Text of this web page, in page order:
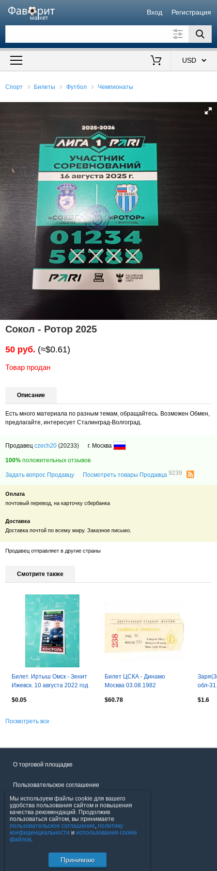
Вход Регистрация
Искать также в описании
Спорт Билеты Футбол Чемпионаты
Сокол - Ротор 2025
50 руб. (≈$0.61)
Товар продан
Описание
Есть много материала по разным темам, обращайтесь. Возможен Обмен,
предлагайте, интересует Сталинград-Волгоград.
Продавецczech20 (20233) г. Москва
100% положительных отзывов
Задать вопрос Продавцу Посмотреть товары Продавца 9239
Оплата
почтовый перевод, на карточку сбербанка
Доставка
Доставка почтой по всему миру. Заказное письмо.
Продавец отправляет в другие страны
Смотрите также
Билет. Иртыш Омск - Зенит
Ижевск. 10 августа 2022 год
$0.05
Билет ЦСКА - Динамо
Москва 03.08.1982
$60.78
обл-
$1.6
Посмотреть все
О торговой площадке
Пользовательское соглашение
Политика конфиденциальности
Продавцы
© FavoritMarket.com
Мы используем файлы cookie для вашего
удобства пользования сайтом и повышения
качества рекомендаций. Продолжив
пользоваться сайтом, вы принимаете
пользовательское соглашение, политику
конфиденциальности и использования cookie
файлов.
Принимаю